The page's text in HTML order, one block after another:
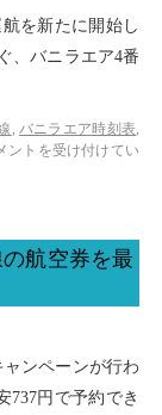
を新たに開始し
、バニラエア4番
, バニラエア時刻表,
ントを受け付けてい
航空券を最
ンペーンが行わ
737円で予約でき